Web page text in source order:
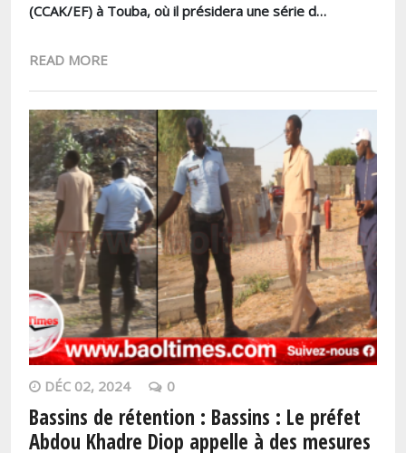
(CCAK/EF) à Touba, où il présidera une série d…
READ MORE
DÉC 02, 2024 0
Bassins de rétention : Bassins : Le préfet
Abdou Khadre Diop appelle à des mesures